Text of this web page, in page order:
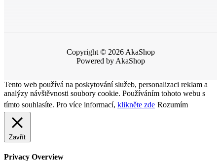
Copyright © 2026 AkaShop
Powered by AkaShop
Tento web používá na poskytování služeb, personalizaci reklam a
analýzy návštěvnosti soubory cookie. Používáním tohoto webu s
tímto souhlasíte. Pro více informací, klikněte zde Rozumím
Zavřít
Privacy Overview